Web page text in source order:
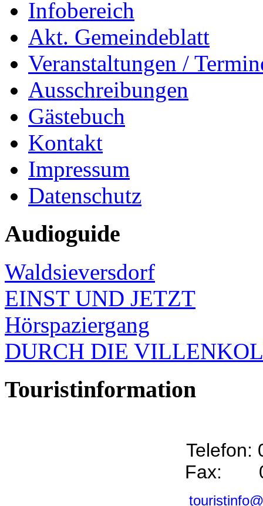
Infobereich
Akt. Gemeindeblatt
Veranstaltungen /
Ausschreibungen
Gästebuch
Kontakt
Impressum
Datenschutz
Audioguide
Waldsieversdorf
EINST UND JETZT
Hörspaziergang
DURCH DIE
Touristinformation
Telefon:
Fax: